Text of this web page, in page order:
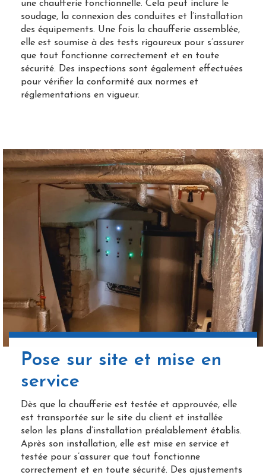
une chaufferie fonctionnelle. Cela peut inclure le
soudage, la connexion des conduites et l’installation
des équipements. Une fois la chaufferie assemblée,
elle est soumise à des tests rigoureux pour s’assurer
que tout fonctionne correctement et en toute
sécurité. Des inspections sont également effectuées
pour vérifier la conformité aux normes et
réglementations en vigueur.
Pose sur site et mise en
service
Dès que la chaufferie est testée et approuvée, elle
est transportée sur le site du client et installée
selon les plans d’installation préalablement établis.
Après son installation, elle est mise en service et
testée pour s’assurer que tout fonctionne
correctement et en toute sécurité. Des ajustements